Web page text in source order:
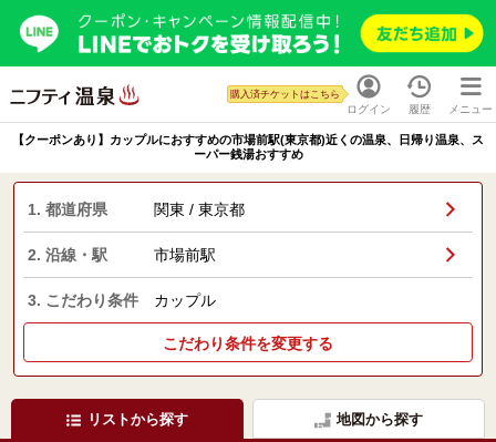
ログイン
購入済チケットはこちら
履歴 メニュー
【クーポンあり】カップルにおすすめの市場前駅(東京都)近くの温泉、日帰り温泉、ス
ーパー銭湯おすすめ
1. 都道府県 関東 / 東京都
2. 沿線・駅 市場前駅
3. こだわり条件 カップル
こだわり条件を変更する
リストから探す 地図から探す